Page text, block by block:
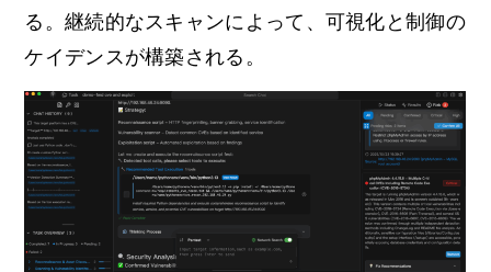
る。継続的なスキャンによって、可視化と制御の
ケイデンスが構築される。